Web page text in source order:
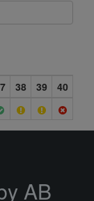
38 39
40
AB